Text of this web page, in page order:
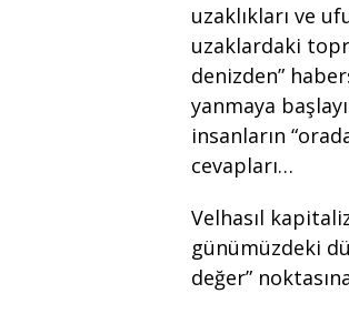
uzaklıkları ve
uzaklardaki
denizden”
yanmaya
insanların
cevapları…
Velhasıl
günümüzdeki
değer”